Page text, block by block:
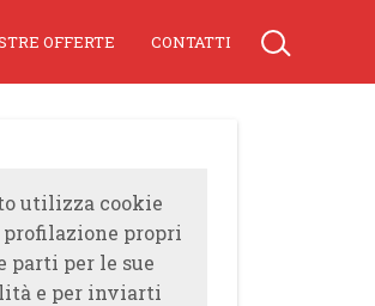
OFFERTE CONTATTI
utilizza cookie
propri
parti per le sue
e per inviarti